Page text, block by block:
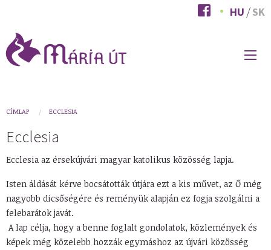
tartalomra
HU SK
You
are
CÍMLAP ECCLESIA
Ecclesia
Ecclesia az érsekújvári magyar katolikus közösség lapja.
Isten áldását kérve bocsátották útjára ezt a kis művet, az Ő még
nagyobb dicsőségére és reményük alapján ez fogja szolgálni a
felebarátok javát.
A lap célja, hogy a benne foglalt gondolatok, közlemények és
képek még közelebb hozzák egymáshoz az újvári közösség